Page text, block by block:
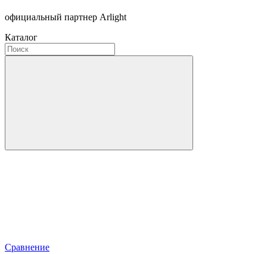
официальный партнер Arlight
Каталог
Сравнение